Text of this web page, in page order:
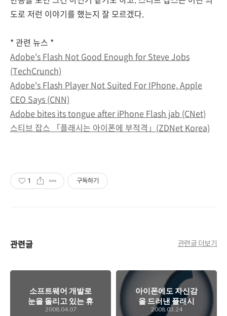
도로 저런 이야기를 했는지 잘 모르겠다.
* 관련 뉴스 *
Adobe's Flash Not Good Enough for Steve Jobs
(TechCrunch)
Adobe's Flash Player Not Suited For IPhone, Apple
CEO Says (CNN)
Adobe bites its tongue after iPhone Flash jab (CNet)
스티브 잡스 「플래시는 아이폰에 부적격」(ZDNet Korea)
1 구독하기
관련글 관련글 더보기
소프트웨어 개발로
눈을 돌리고 있는 휴
대폰 시장..
2008.04.07
아이폰에도 자신감
을 드러낸 플래시
2008.03.24